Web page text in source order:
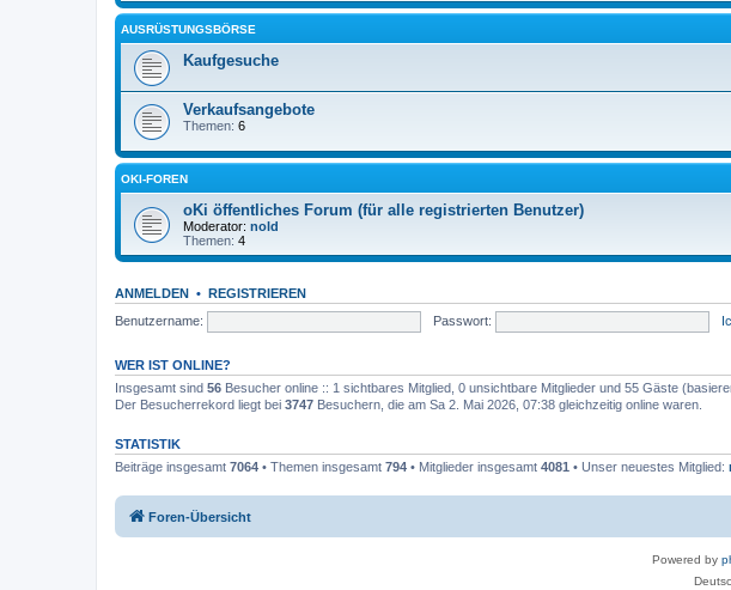
AUSRÜSTUNGSBÖRSE
Kaufgesuche
Verkaufsangebote
Themen: 6
OKI-FOREN
oKi öffentliches Forum (für alle registrierten Benutzer)
Moderator: nold
Themen: 4
ANMELDEN • REGISTRIEREN
Benutzername:
Passwort:
WER IST ONLINE?
Insgesamt sind 56 Besucher online :: 1 sichtbares Mitglied, 0 unsichtbare Mitglieder und 55 Gäste
Der Besucherrekord liegt bei 3747 Besuchern, die am Sa 2. Mai 2026, 07:38 gleichzeitig online waren.
STATISTIK
Beiträge insgesamt 7064 • Themen insgesamt 794 • Mitglieder insgesamt 4081 • Unser neuestes Mitglied:
Foren-Übersicht
Powered by